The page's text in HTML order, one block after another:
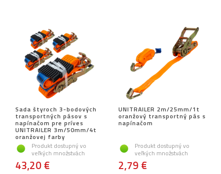
Sada štyroch 3-bodových
transportných pásov s
napínačom pre príves
UNITRAILER 3m/50mm/4t
oranžovej farby
Produkt dostupný vo
veľkých množstvách
43,20 €
UNITRAILER 2m/25mm/1t
oranžový transportný pás s
napínačom
Produkt dostupný vo
veľkých množstvách
2,79 €